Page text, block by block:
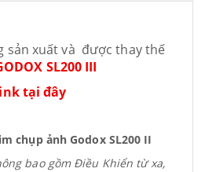
sản xuất và được thay thế
SL200 III
tại đây
chụp ảnh Godox SL200 II
bao gồm Điều Khiển từ xa,